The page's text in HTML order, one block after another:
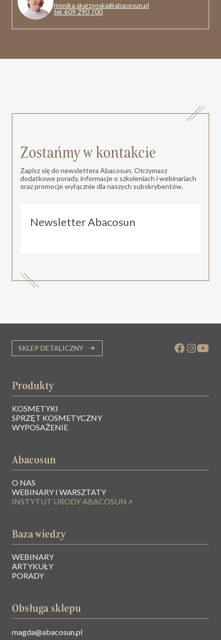
monika.skarzynska@abacosun.pl
tel: 609 290 700
Zostańmy w kontakcie
Zapisz się do newslettera Abacosun. Otrzymasz
dodatkowe porady, informacje o szkoleniach i webinariach
oraz promocje wyłącznie dla naszych subskrybentów.
Newsletter Abacosun
SKLEP DETALICZNY
Produkty
KOSMETYKI
SPRZĘT KOSMETYCZNY
WYPOSAŻENIE
Baza wiedzy
WEBINARY
ARTYKUŁY
PORADY
Obsługa sklepu
magda@abacosun.pl
Abacosun
O NAS
WEBINARY I WARSZTATY
INSTYTUT URODY ABACOSUN